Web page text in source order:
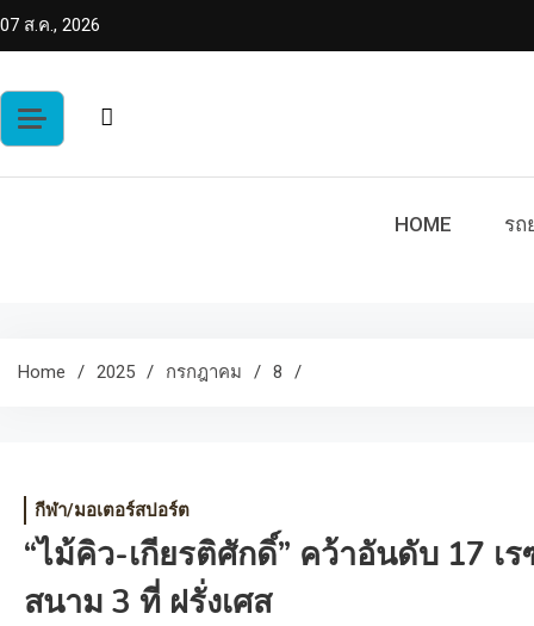
Skip
to
07 ส.ค., 2026
HOME ร
Home 2025 กรกฎาคม 8
กีฬา/มอเตอร์สปอร์ต
“ไม้คิว-เกียรติศักดิ์” คว้าอันดับ 17 เ
สนาม 3 ที่ ฝรั่งเศส